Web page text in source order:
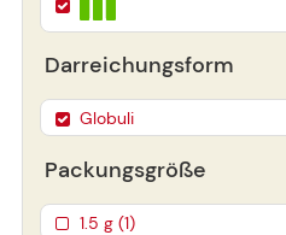
Darreichungsform
Globuli
Packungsgröße
1.5 g (1)